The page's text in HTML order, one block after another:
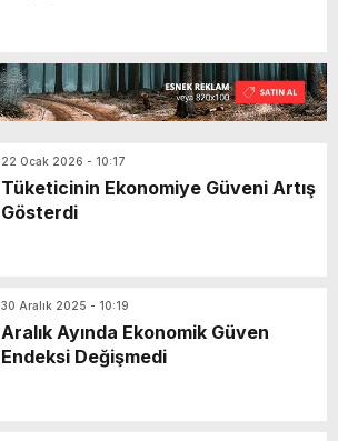
22 Ocak 2026 - 10:17
Tüketicinin Ekonomiye Güveni Artış
Gösterdi
30 Aralık 2025 - 10:19
Aralık Ayında Ekonomik Güven
Endeksi Değişmedi